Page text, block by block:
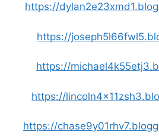
https://
https://
https://
https://
https://